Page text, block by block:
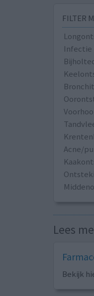
FILTER
Infectie
Acne/
Lees
Bekijk